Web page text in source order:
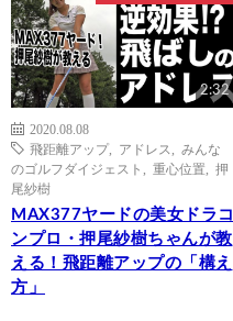
2:32
2020.08.08
飛距離アップ, アドレス
みんな
のゴルフダイジェスト
重心位置
押
尾紗樹
MAX377ヤードの美女ドラコ
ンプロ・押尾紗樹ちゃんが教
える！飛距離アップの「構え
方」